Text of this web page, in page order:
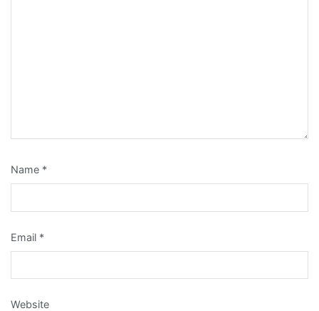
Name *
Email *
Website